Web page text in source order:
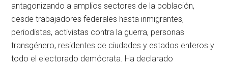
antagonizando a amplios sectores de la población,
desde trabajadores federales hasta inmigrantes,
periodistas, activistas contra la guerra, personas
transgénero, residentes de ciudades y estados enteros y
todo el electorado demócrata. Ha declarado